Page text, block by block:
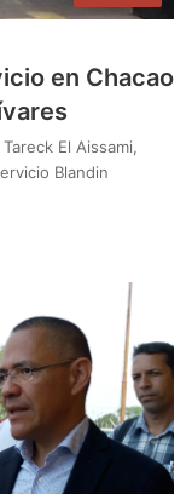
en Chacao
El Aissami,
Blandin